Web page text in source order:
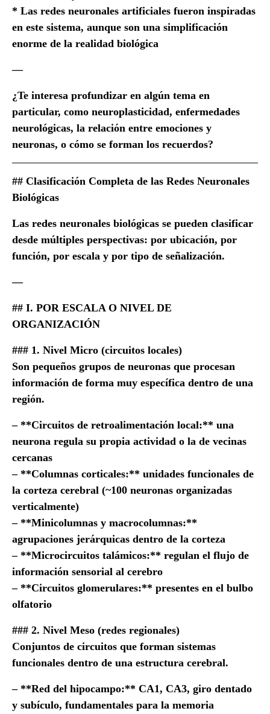
* Las redes neuronales artificiales fueron inspiradas
en este sistema, aunque son una simplificación
enorme de la realidad biológica
—
¿Te interesa profundizar en algún tema en
particular, como neuroplasticidad, enfermedades
neurológicas, la relación entre emociones y
neuronas, o cómo se forman los recuerdos?
## Clasificación Completa de las Redes Neuronales
Biológicas
Las redes neuronales biológicas se pueden clasificar
desde múltiples perspectivas: por ubicación, por
función, por escala y por tipo de señalización.
—
## I. POR ESCALA O NIVEL DE
ORGANIZACIÓN
### 1. Nivel Micro (circuitos locales)
Son pequeños grupos de neuronas que procesan
información de forma muy específica dentro de una
región.
– **Circuitos de retroalimentación local:** una
neurona regula su propia actividad o la de vecinas
cercanas
– **Columnas corticales:** unidades funcionales de
la corteza cerebral (~100 neuronas organizadas
verticalmente)
– **Minicolumnas y macrocolumnas:**
agrupaciones jerárquicas dentro de la corteza
– **Microcircuitos talámicos:** regulan el flujo de
información sensorial al cerebro
– **Circuitos glomerulares:** presentes en el bulbo
olfatorio
### 2. Nivel Meso (redes regionales)
Conjuntos de circuitos que forman sistemas
funcionales dentro de una estructura cerebral.
– **Red del hipocampo:** CA1, CA3, giro dentado
y subículo, fundamentales para la memoria